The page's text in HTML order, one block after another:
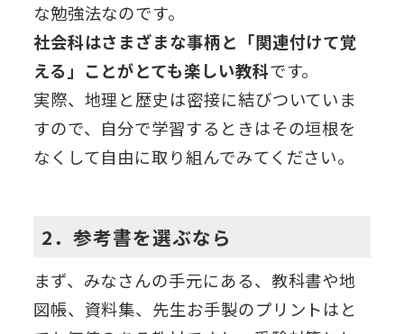
な勉強法なのです。
社会科はさまざまな事柄と「関連付けて覚
える」ことがとても楽しい教科です。
実際、地理と歴史は密接に結びついていま
すので、自分で学習するときはその垣根を
なくして自由に取り組んでみてください。
2．参考書を選ぶなら
まず、みなさんの手元にある、教科書や地
図帳、資料集、先生お手製のプリントはと